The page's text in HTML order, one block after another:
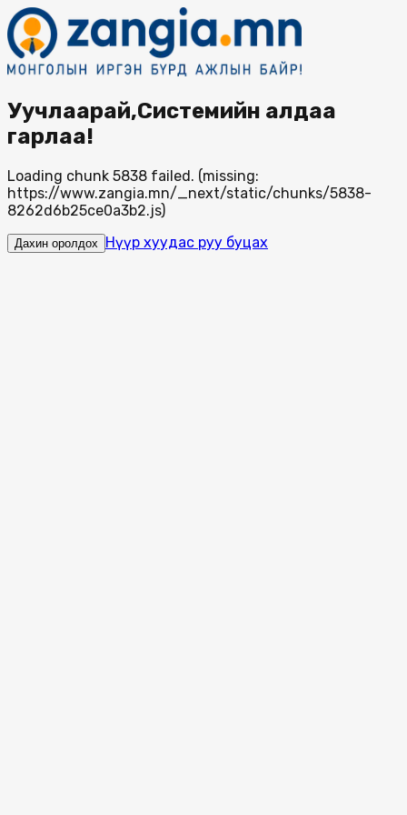
Уучлаарай,Системийн алдаа
гарлаа!
Loading chunk 5838 failed. (missing:
https://www.zangia.mn/_next/static/chunks/5838-
8262d6b25ce0a3b2.js)
Дахин оролдох Нүүр хуудас руу буцах